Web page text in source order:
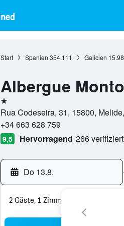
Start Spanien 354.111 Galicien
Albergue
1 Stern
Rua Codeseira, 31, 15800,
+34 663 628 759
9,5 Hervorragend 266
Do 13.8.
2 Gäste, 1 Zimmer